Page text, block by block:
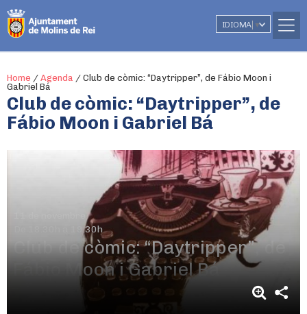
IDIOMA ▼
Home / Agenda / Club de còmic: “Daytripper”, de Fábio Moon i
Gabriel Bá
Club de còmic: “Daytripper”, de
Fábio Moon i Gabriel Bá
De 18.30h a 19.30h
Club de còmic: “Daytripper”, de
Fábio Moon i Gabriel Bá